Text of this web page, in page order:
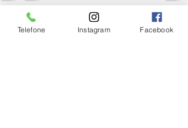
Posts Relacionados Ver tudo
Telefone Instagram Facebook